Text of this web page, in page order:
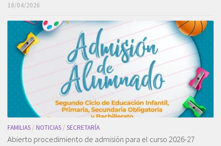
18/04/2026
FAMILIAS / NOTICIAS / SECRETARÍA
Abierto procedimiento de admisión para el curso 2026-27